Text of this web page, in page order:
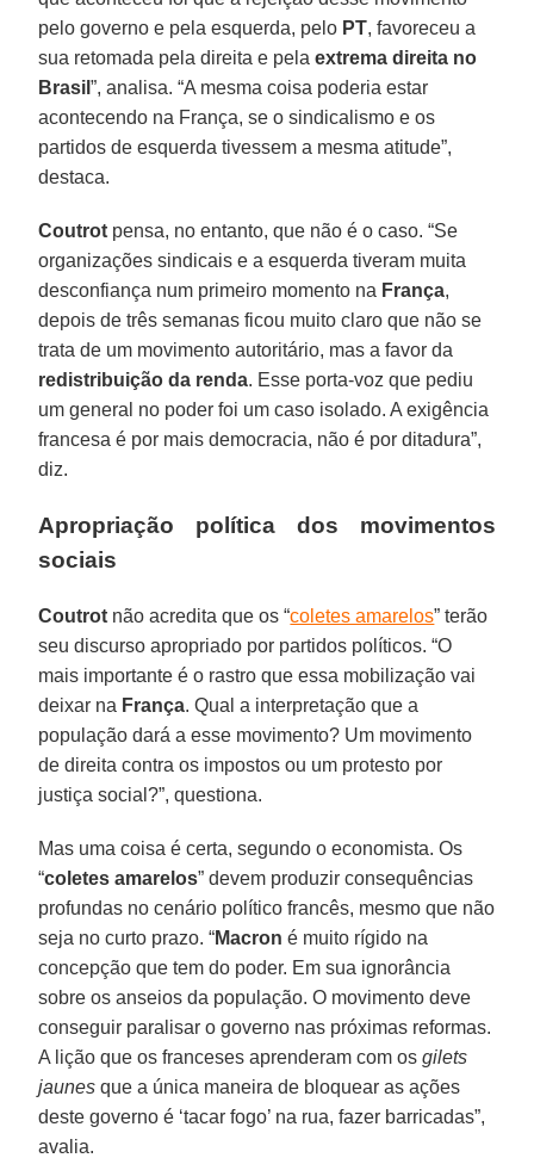
pelo governo e pela esquerda, pelo PT, favoreceu a
sua retomada pela direita e pelaextrema direita no
Brasil”, analisa. “A mesma coisa poderia estar
acontecendo na França, se o sindicalismo e os
partidos de esquerda tivessem a mesma atitude”,
destaca.
Coutrot pensa, no entanto, que não é o caso. “Se
organizações sindicais e a esquerda tiveram muita
desconfiança num primeiro momento na França,
depois de três semanas ficou muito claro que não se
trata de um movimento autoritário, mas a favor da
redistribuição da renda. Esse porta-voz que pediu
um general no poder foi um caso isolado. A exigência
francesa é por mais democracia, não é por ditadura”,
diz.
Apropriação política dos movimentos
sociais
Coutrot não acredita que os “coletes amarelos” terão
seu discurso apropriado por partidos políticos. “O
mais importante é o rastro que essa mobilização vai
deixar na França. Qual a interpretação que a
população dará a esse movimento? Um movimento
de direita contra os impostos ou um protesto por
justiça social?”, questiona.
Mas uma coisa é certa, segundo o economista. Os
“coletes amarelos” devem produzir consequências
profundas no cenário político francês, mesmo que não
seja no curto prazo. “Macron é muito rígido na
concepção que tem do poder. Em sua ignorância
sobre os anseios da população. O movimento deve
conseguir paralisar o governo nas próximas reformas.
A lição que os franceses aprenderam com osgilets
jaunes que a única maneira de bloquear as ações
deste governo é ‘tacar fogo’ na rua, fazer barricadas”,
avalia.